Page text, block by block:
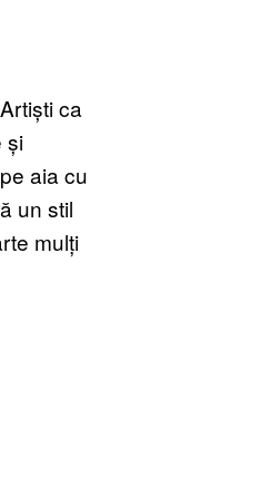
ca
și
aia cu
un stil
mulți